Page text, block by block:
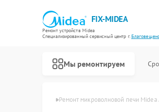
FIX-MIDEA
Ремонт устройств Midea
Специализированный cервисный центр г.
Мы ремонтируем
Ремонт микроволновой печи Midea